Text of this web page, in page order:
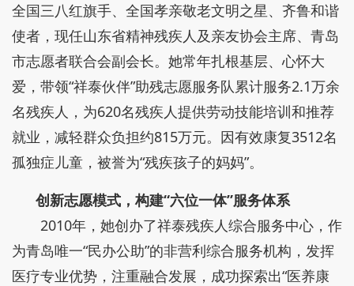
全国三八红旗手、全国孝亲敬老文明之星、齐鲁和谐
使者，现任山东省精神残疾人及亲友协会主席、青岛
市志愿者联合会副会长。她常年扎根基层、心怀大
爱，带领“祥泰伙伴”助残志愿服务队累计服务2.1万余
名残疾人，为620名残疾人提供劳动技能培训和推荐
就业，减轻群众负担约815万元。因有效康复3512名
孤独症儿童，被誉为“残疾孩子的妈妈”。
创新志愿模式，构建“六位一体”服务体系
2010年，她创办了祥泰残疾人综合服务中心，作
为青岛唯一“民办公助”的非营利综合服务机构，发挥
医疗专业优势，注重融合发展，成功探索出“医养康